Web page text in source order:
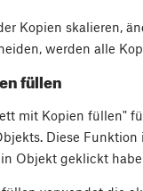
Kopien skalieren,
werden alle
füllen
mit Kopien füllen"
Diese
Objekt geklickt